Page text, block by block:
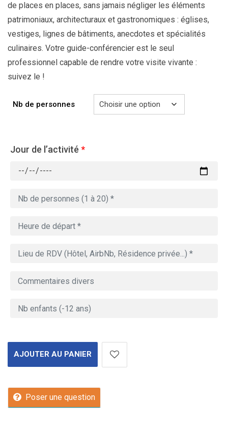
de places en places, sans jamais négliger les éléments
patrimoniaux, architecturaux et gastronomiques : églises,
vestiges, lignes de bâtiments, anecdotes et spécialités
culinaires. Votre guide-conférencier est le seul
professionnel capable de rendre votre visite vivante :
suivez le !
Nb de personnes
Jour de l’activité *
AJOUTER AU PANIER
Poser une question